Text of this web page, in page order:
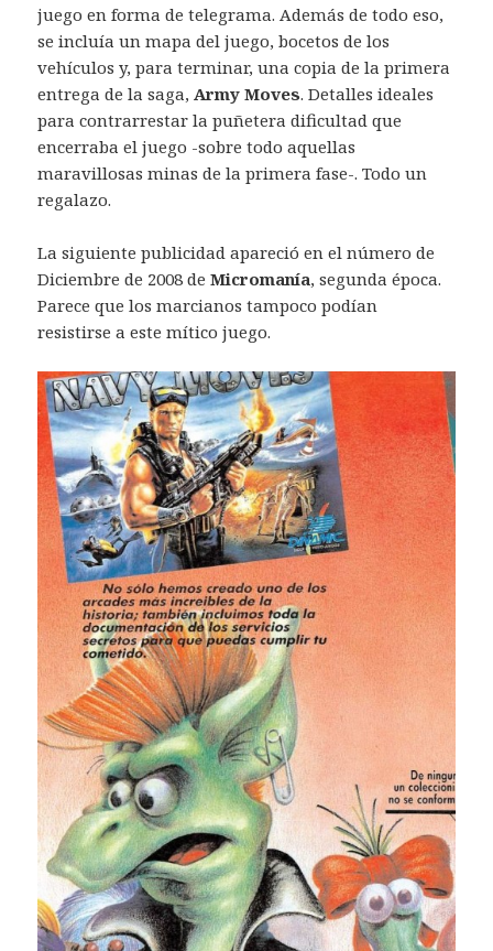
juego en forma de telegrama. Además de todo eso,
se incluía un mapa del juego, bocetos de los
vehículos y, para terminar, una copia de la primera
entrega de la saga, Army Moves. Detalles ideales
para contrarrestar la puñetera dificultad que
encerraba el juego -sobre todo aquellas
maravillosas minas de la primera fase-. Todo un
regalazo.
La siguiente publicidad apareció en el número de
Diciembre de 2008 deMicromanía, segunda época.
Parece que los marcianos tampoco podían
resistirse a este mítico juego.